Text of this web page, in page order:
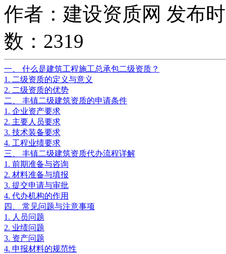
作者：建设资质网 发布
数：2319
一、 什么是建筑工程施工总承包二级资质？
1. 二级资质的定义与意义
2. 二级资质的优势
二、 丰镇二级建筑资质的申请条件
1. 企业资产要求
2. 主要人员要求
3. 技术装备要求
4. 工程业绩要求
三、 丰镇二级建筑资质代办流程详解
1. 前期准备与咨询
2. 材料准备与填报
3. 提交申请与审批
4. 代办机构的作用
四、 常见问题与注意事项
1. 人员问题
2. 业绩问题
3. 资产问题
4. 申报材料的规范性